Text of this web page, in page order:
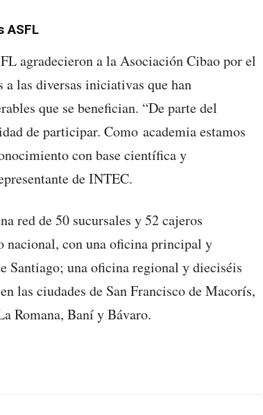
ASFL
agradecieron a la Asociación Cibao por el
las diversas iniciativas que han
que se benefician. “De parte del
de participar. Como academia estamos
con base científica y
de INTEC.
red de 50 sucursales y 52 cajeros
con una oficina principal y
Santiago; una oficina regional y dieciséis
las ciudades de San Francisco de Macorís,
Romana, Baní y Bávaro.